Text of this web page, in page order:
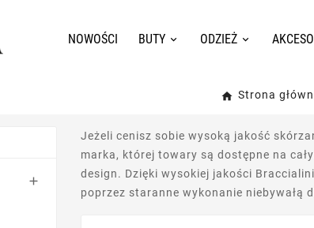
NOWOŚCI BUTY ODZIEŻ
Strona

Jeżeli cenisz sobie wysoką jakość
marka, której towary są dostępne na
design. Dzięki wysokiej jakości
poprzez staranne wykonanie niebywałą